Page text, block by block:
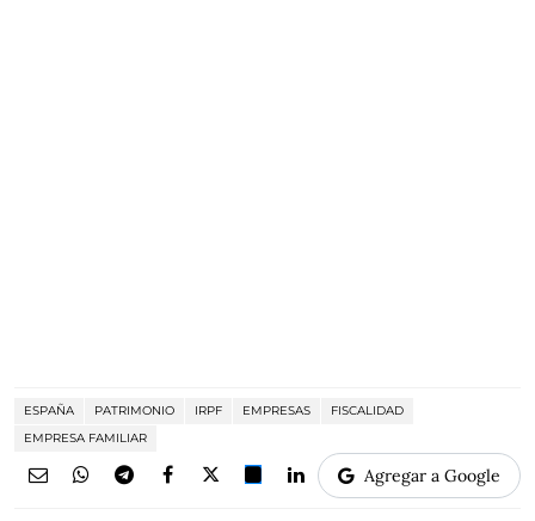
ESPAÑA PATRIMONIO IRPF EMPRESAS
FISCALIDAD
EMPRESA FAMILIAR
Agregar a Google